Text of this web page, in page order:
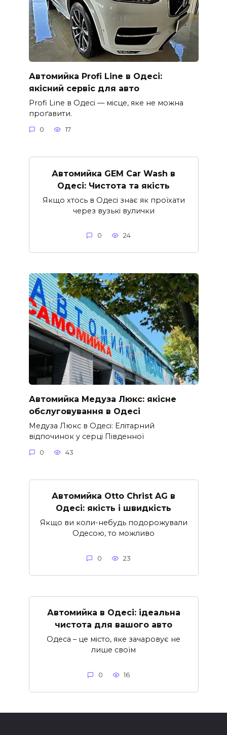
Автомийка Profi Line в Одесі:
якісний сервіс для авто
Profi Line в Одесі — місце, яке не можна
проґавити.
0 17
Автомийка GEM Car Wash в
Одесі: Чистота та якість
Якщо хтось в Одесі знає як проїхати
через вузькі вулички
0 24
Автомийка Медуза Люкс: якісне
обслуговування в Одесі
Медуза Люкс в Одесі: Елітарний
відпочинок у серці Південної
0 43
Автомийка Otto Christ AG в
Одесі: якість і швидкість
Якщо ви коли-небудь подорожували
Одесою, то можливо
0 23
Автомийка в Одесі: ідеальна
чистота для вашого авто
Одеса – це місто, яке зачаровує не
лише своїм
0 16